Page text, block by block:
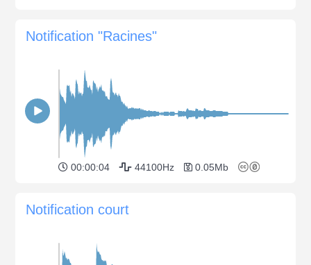
Notification "Racines"
00:00:04 44100Hz 0.05Mb
Notification court